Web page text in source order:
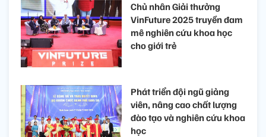
Chủ nhân Giải thưởng
VinFuture 2025 truyền đam
mê nghiên cứu khoa học
cho giới trẻ
Phát triển đội ngũ giảng
viên, nâng cao chất lượng
đào tạo và nghiên cứu khoa
học